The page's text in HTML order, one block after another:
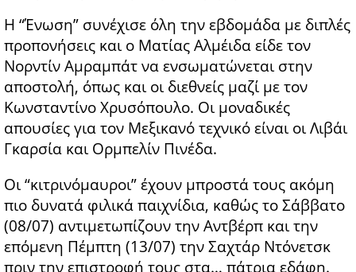
Η “Ένωση” συνέχισε όλη την εβδομάδα με διπλές
προπονήσεις και ο Ματίας Αλμέιδα είδε τον
Νορντίν Αμραμπάτ να ενσωματώνεται στην
αποστολή, όπως και οι διεθνείς μαζί με τον
Κωνσταντίνο Χρυσόπουλο. Οι μοναδικές
απουσίες για τον Μεξικανό τεχνικό είναι οι Λιβάι
Γκαρσία και Ορμπελίν Πινέδα.
Οι “κιτρινόμαυροι” έχουν μπροστά τους ακόμη
πιο δυνατά φιλικά παιχνίδια, καθώς το Σάββατο
(08/07) αντιμετωπίζουν την Αντβέρπ και την
επόμενη Πέμπτη (13/07) την Σαχτάρ Ντόνετσκ
πριν την επιστροφή τους στα… πάτρια εδάφη.